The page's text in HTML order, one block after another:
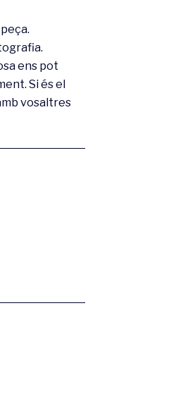
ens pot
Si és el
vosaltres